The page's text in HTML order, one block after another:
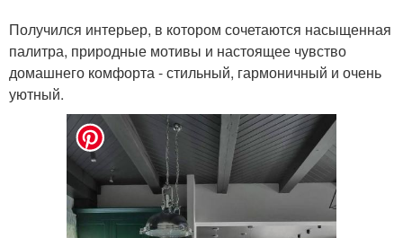
Получился интерьер, в котором сочетаются насыщенная
палитра, природные мотивы и настоящее чувство
домашнего комфорта - стильный, гармоничный и очень
уютный.